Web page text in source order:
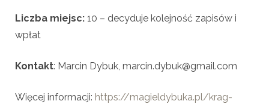
Liczba miejsc: 10 – decyduje kolejność zapisów i
wpłat
Kontakt: Marcin Dybuk, marcin.dybuk@gmail.com
Więcej informacji: https://magieldybuka.pl/krag-